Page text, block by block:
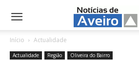
NotíciasdeAveiro.pt
Início Actualidade
Actualidade Região Oliveira do Bairro